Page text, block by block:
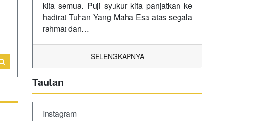
kita semua. Puji syukur kita panjatkan ke
hadirat Tuhan Yang Maha Esa atas segala
rahmat dan…
SELENGKAPNYA
Tautan
Instagram